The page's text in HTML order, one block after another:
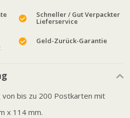
Schneller / Gut Verpackter
Lieferservice
Geld-Zurück-Garantie
bis zu 200 Postkarten mit
x 114 mm.